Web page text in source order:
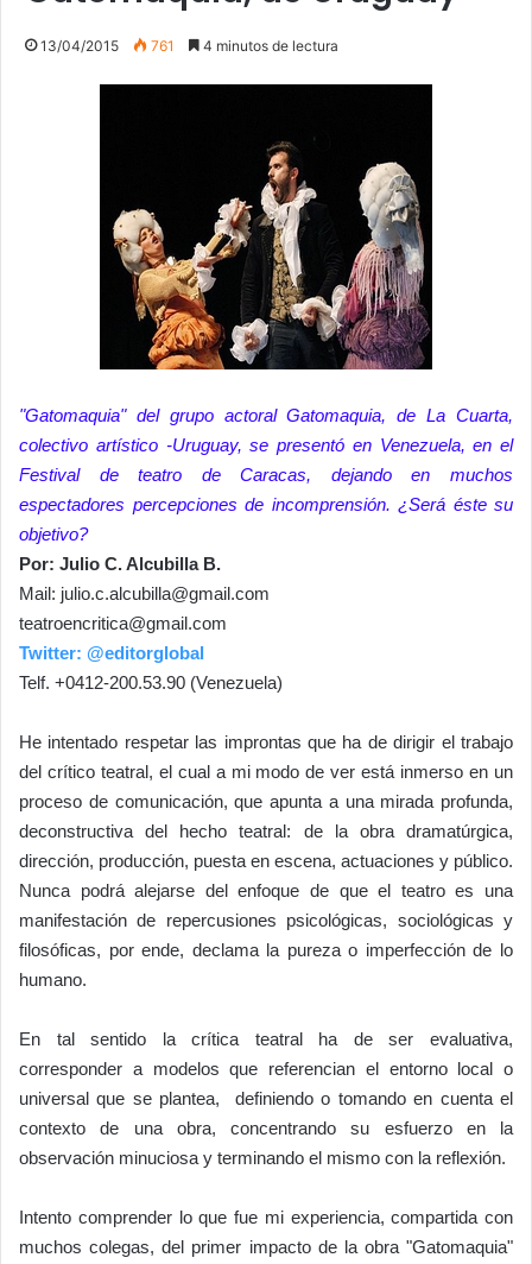
13/04/2015 761 4 minutos de lectura
"Gatomaquia" del grupo actoral Gatomaquia, de La Cuarta,
colectivo artístico -Uruguay, se presentó en Venezuela, en el
Festival de teatro de Caracas, dejando en muchos
espectadores percepciones de incomprensión. ¿Será éste su
objetivo?
Por: Julio C. Alcubilla B.
Mail: julio.c.alcubilla@gmail.com
teatroencritica@gmail.com
Twitter: @editorglobal
Telf. +0412-200.53.90 (Venezuela)
He intentado respetar las improntas que ha de dirigir el trabajo
del crítico teatral, el cual a mi modo de ver está inmerso en un
proceso de comunicación, que apunta a una mirada profunda,
deconstructiva del hecho teatral: de la obra dramatúrgica,
dirección, producción, puesta en escena, actuaciones y público.
Nunca podrá alejarse del enfoque de que el teatro es una
manifestación de repercusiones psicológicas, sociológicas y
filosóficas, por ende, declama la pureza o imperfección de lo
humano.
En tal sentido la crítica teatral ha de ser evaluativa,
corresponder a modelos que referencian el entorno local o
universal que se plantea, definiendo o tomando en cuenta el
contexto de una obra, concentrando su esfuerzo en la
observación minuciosa y terminando el mismo con la reflexión.
Intento comprender lo que fue mi experiencia, compartida con
muchos colegas, del primer impacto de la obra "Gatomaquia"